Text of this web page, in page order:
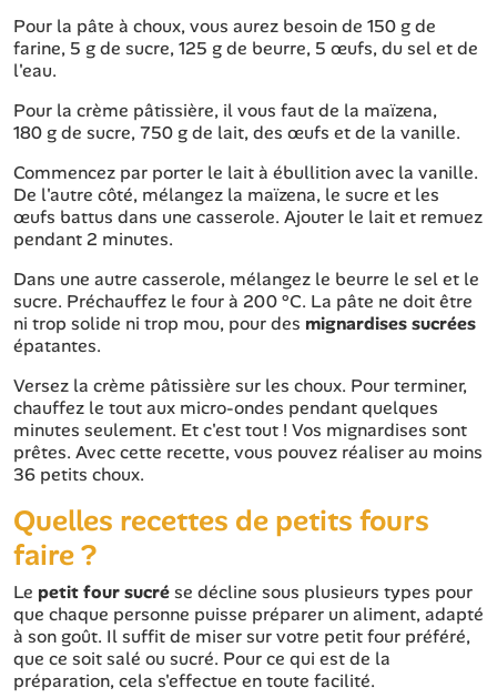
Pour la pâte à choux, vous aurez besoin de 150 g de
farine, 5 g de sucre, 125 g de beurre, 5 œufs, du sel et de
l'eau.
Pour la crème pâtissière, il vous faut de la maïzena,
180 g de sucre, 750 g de lait, des œufs et de la vanille.
Commencez par porter le lait à ébullition avec la vanille.
De l'autre côté, mélangez la maïzena, le sucre et les
œufs battus dans une casserole. Ajouter le lait et remuez
pendant 2 minutes.
Dans une autre casserole, mélangez le beurre le sel et le
sucre. Préchauffez le four à 200 °C. La pâte ne doit être
ni trop solide ni trop mou, pour des mignardises sucrées
épatantes.
Versez la crème pâtissière sur les choux. Pour terminer,
chauffez le tout aux micro-ondes pendant quelques
minutes seulement. Et c'est tout ! Vos mignardises sont
prêtes. Avec cette recette, vous pouvez réaliser au moins
36 petits choux.
Quelles recettes de petits fours
faire ?
Le petit four sucrése décline sous plusieurs types pour
que chaque personne puisse préparer un aliment, adapté
à son goût. Il suffit de miser sur votre petit four préféré,
que ce soit salé ou sucré. Pour ce qui est de la
préparation, cela s'effectue en toute facilité.